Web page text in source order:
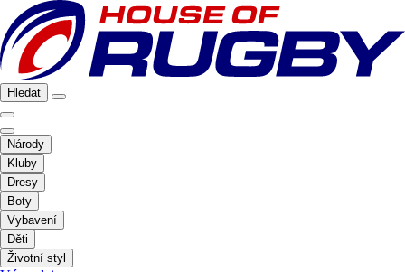
Hledat
Národy
Kluby
Dresy
Boty
Vybavení
Děti
Životní styl